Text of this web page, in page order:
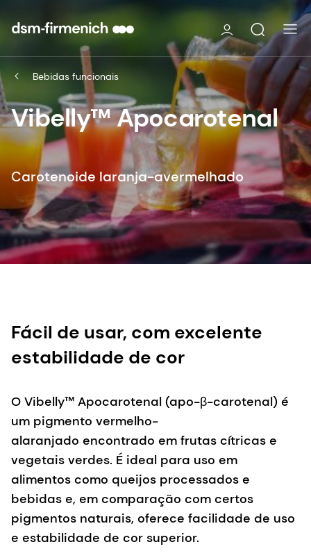
Bebidas funcionais
Vibelly™ Apocarotenal
Carotenoide laranja-avermelhado
Fácil de usar, com excelente
estabilidade de cor
O Vibelly™ Apocarotenal (apo-β-carotenal) é
um pigmento vermelho-
alaranjado encontrado em frutas cítricas e
vegetais verdes. É ideal para uso em
alimentos como queijos processados e
bebidas e, em comparação com certos
pigmentos naturais, oferece facilidade de uso
e estabilidade de cor superior.